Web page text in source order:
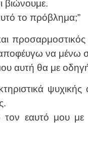
βιώνουμε.
το πρόβλημα;”
να μένω
αυτή θα με
εαυτό μου με